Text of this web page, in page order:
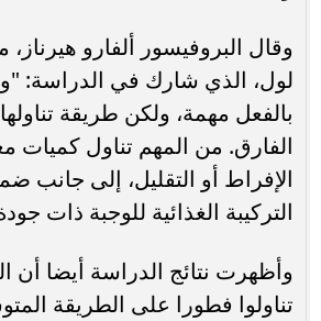
وقال البروفيسور ألفارو
لول، الذي شارك في الدراسة:
بالفعل مهمة، ولكن طريقة
الفارق. من المهم تناول كميات
الإفراط أو التقليل، إلى جانب
التركيبة الغذائية للوجبة ذات
وأظهرت نتائج الدراسة أيضا أن
تناولوا فطورا على الطريقة